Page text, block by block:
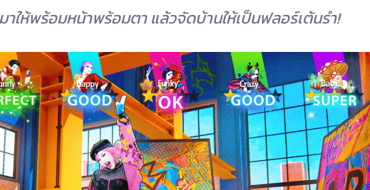
ให้พร้อมหน้าพร้อมตา แล้วจัดบ้านให้เป็นฟลอร์เต้นรำ!